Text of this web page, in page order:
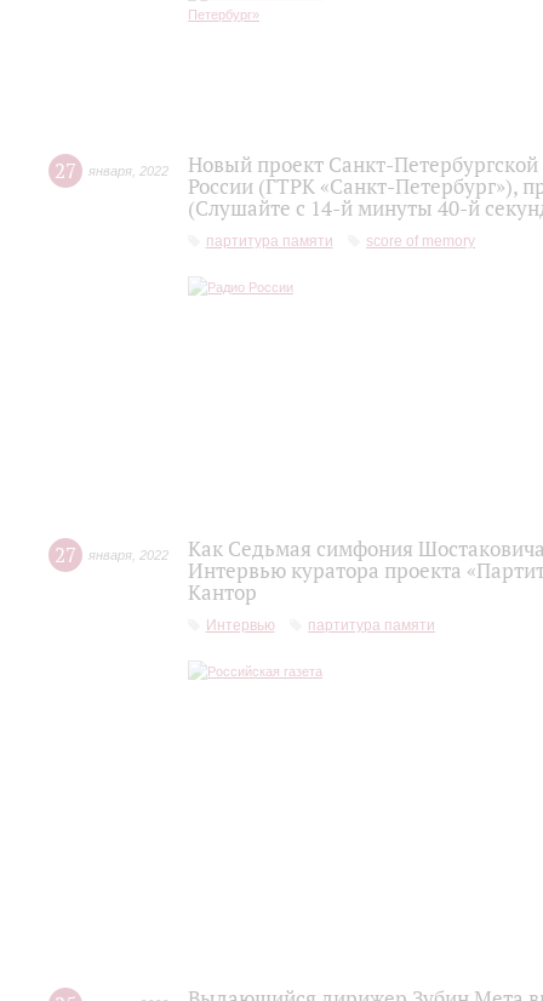
27 января 2022
Новый проект Санкт-
России (ГТРК «Санкт-Петербург»),
(Слушайте с 14-й минуты 40-й
партитура памяти score of memory
27 января 2022
Как Седьмая симфония
Интервью куратора проекта
Кантор
Интервью партитура памяти